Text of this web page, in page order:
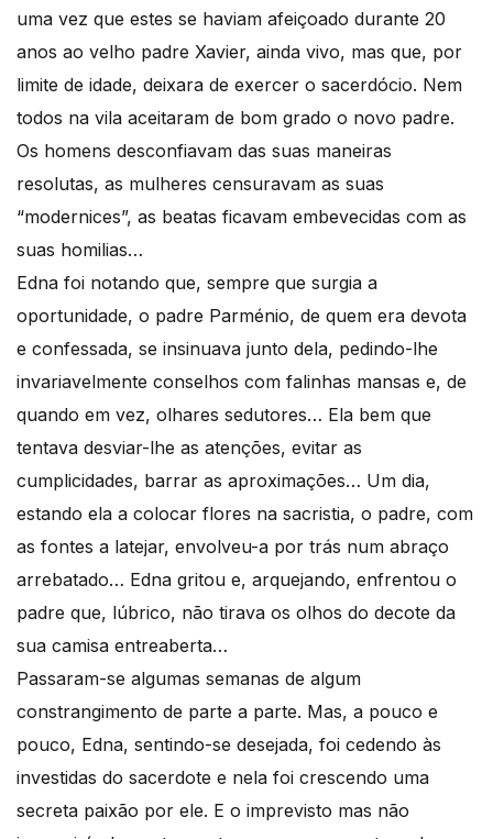
uma vez que estes se haviam afeiçoado durante 20
anos ao velho padre Xavier, ainda vivo, mas que, por
limite de idade, deixara de exercer o sacerdócio. Nem
todos na vila aceitaram de bom grado o novo padre.
Os homens desconfiavam das suas maneiras
resolutas, as mulheres censuravam as suas
“modernices”, as beatas ficavam embevecidas com as
suas homilias…
Edna foi notando que, sempre que surgia a
oportunidade, o padre Parménio, de quem era devota
e confessada, se insinuava junto dela, pedindo-lhe
invariavelmente conselhos com falinhas mansas e, de
quando em vez, olhares sedutores… Ela bem que
tentava desviar-lhe as atenções, evitar as
cumplicidades, barrar as aproximações… Um dia,
estando ela a colocar flores na sacristia, o padre, com
as fontes a latejar, envolveu-a por trás num abraço
arrebatado… Edna gritou e, arquejando, enfrentou o
padre que, lúbrico, não tirava os olhos do decote da
sua camisa entreaberta…
Passaram-se algumas semanas de algum
constrangimento de parte a parte. Mas, a pouco e
pouco, Edna, sentindo-se desejada, foi cedendo às
investidas do sacerdote e nela foi crescendo uma
secreta paixão por ele. E o imprevisto mas não